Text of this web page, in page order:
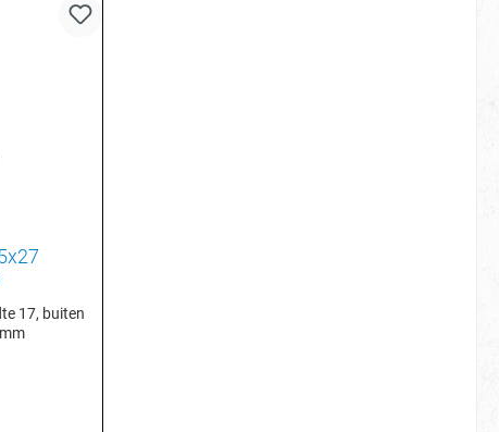
17, buiten